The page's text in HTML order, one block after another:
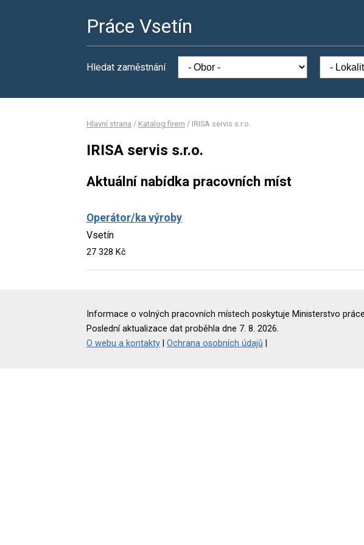
Práce Vsetín
Hledat zaměstnání
Hlavní strana / Katalog firem / IRISA servis s.r.o.
IRISA servis s.r.o.
Aktuální nabídka pracovních míst
Operátor/ka výroby
Vsetín
27 328 Kč
Informace o volných pracovních místech poskytuje Ministerstvo
Poslední aktualizace dat proběhla dne 7. 8. 2026.
O webu a kontakty
Ochrana osobních údajů